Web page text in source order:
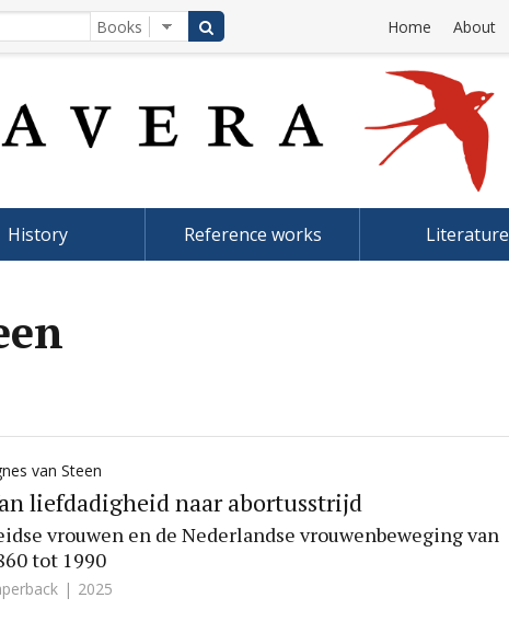
Home About
History Reference works Literature
van Steen
liefdadigheid naar abortusstrijd
vrouwen en de Nederlandse vrouwenbeweging van
tot 1990
2025